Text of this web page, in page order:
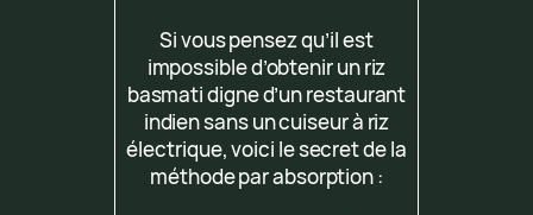
Si vous pensez qu’il est
impossible d’obtenir un riz
basmati digne d’un restaurant
indien sans un cuiseur à riz
électrique, voici le secret de la
méthode par absorption :